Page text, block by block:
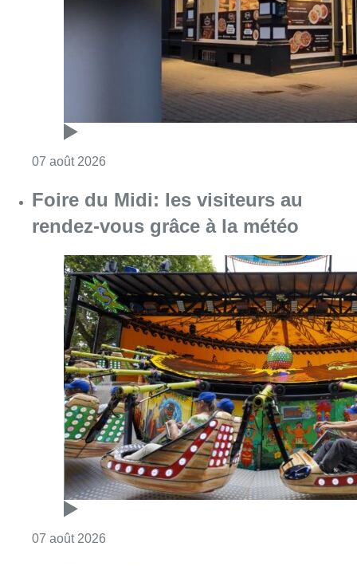
rendez-vous grâce à la météo
07 août 2026 Consulter l'article "Foire du Midi: les
Les Bruxellois respectent mieux les
zones 30 ?